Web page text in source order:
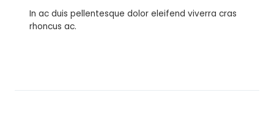
In ac duis pellentesque dolor eleifend viverra cras
rhoncus ac.